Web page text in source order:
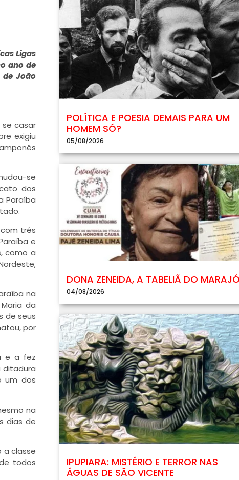
Ligas
ano de
de João
casar
exigiu
se
dos
Paraíba
três
e
como a
na
da
de seus
por
e a fez
ditadura
um dos
na
dias de
a classe
todos
POLÍTICA E POESIA DEMAIS PARA UM
HOMEM SÓ?
05/08/2026
DONA ZENEIDA, A TABELIÃ DO
04/08/2026
IPUPIARA: MISTÉRIO E TERROR NAS
ÁGUAS DE SÃO VICENTE